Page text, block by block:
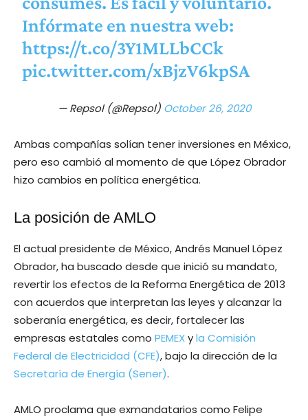
Infórmate en nuestra web:
https://t.co/3Y1MLLbCCk
pic.twitter.com/xBjzV6kpSA
— Repsol (@Repsol) October 26, 2020
Ambas compañías solían tener inversiones en México,
pero eso cambió al momento de que López Obrador
hizo cambios en política energética.
La posición de AMLO
El actual presidente de México, Andrés Manuel López
Obrador, ha buscado desde que inició su mandato,
revertir los efectos de la Reforma Energética de 2013
con acuerdos que interpretan las leyes y alcanzar la
soberanía energética, es decir, fortalecer las
empresas estatales como PEMEXyla Comisión
Federal de Electricidad (CFE), bajo la dirección de la
Secretaría de Energía (Sener).
AMLO proclama que exmandatarios como Felipe